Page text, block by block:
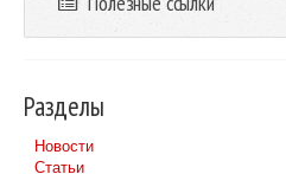
Разделы
Новости
Статьи